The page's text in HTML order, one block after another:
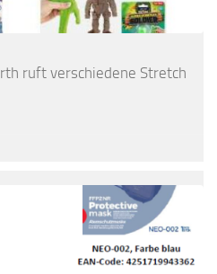
ruft verschiedene Stretch